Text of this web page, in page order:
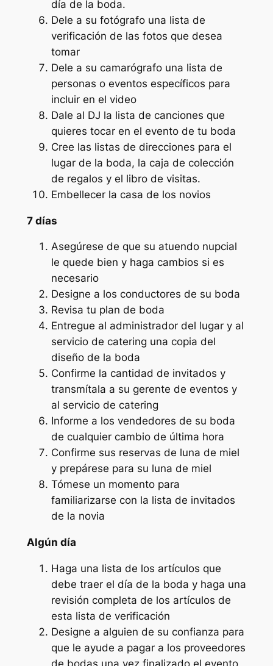
día de la boda.
Dele a su fotógrafo una lista de
verificación de las fotos que desea
tomar
Dele a su camarógrafo una lista de
personas o eventos específicos para
incluir en el video
Dale al DJ la lista de canciones que
quieres tocar en el evento de tu boda
Cree las listas de direcciones para el
lugar de la boda, la caja de colección
de regalos y el libro de visitas.
Embellecer la casa de los novios
7 días
Asegúrese de que su atuendo nupcial
le quede bien y haga cambios si es
necesario
Designe a los conductores de su boda
Revisa tu plan de boda
Entregue al administrador del lugar y al
servicio de catering una copia del
diseño de la boda
Confirme la cantidad de invitados y
transmítala a su gerente de eventos y
al servicio de catering
Informe a los vendedores de su boda
de cualquier cambio de última hora
Confirme sus reservas de luna de miel
y prepárese para su luna de miel
Tómese un momento para
familiarizarse con la lista de invitados
de la novia
Algún día
Haga una lista de los artículos que
debe traer el día de la boda y haga una
revisión completa de los artículos de
esta lista de verificación
Designe a alguien de su confianza para
que le ayude a pagar a los proveedores